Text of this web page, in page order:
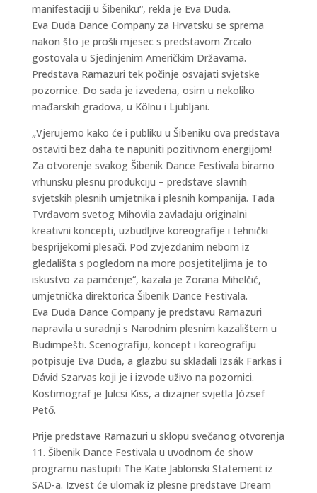
manifestaciji u Šibeniku“, rekla je Eva Duda.
Eva Duda Dance Company za Hrvatsku se sprema
nakon što je prošli mjesec s predstavom Zrcalo
gostovala u Sjedinjenim Američkim Državama.
Predstava Ramazuri tek počinje osvajati svjetske
pozornice. Do sada je izvedena, osim u nekoliko
mađarskih gradova, u Kölnu i Ljubljani.
„Vjerujemo kako će i publiku u Šibeniku ova predstava
ostaviti bez daha te napuniti pozitivnom energijom!
Za otvorenje svakog Šibenik Dance Festivala biramo
vrhunsku plesnu produkciju – predstave slavnih
svjetskih plesnih umjetnika i plesnih kompanija. Tada
Tvrđavom svetog Mihovila zavladaju originalni
kreativni koncepti, uzbudljive koreografije i tehnički
besprijekorni plesači. Pod zvjezdanim nebom iz
gledališta s pogledom na more posjetiteljima je to
iskustvo za pamćenje“, kazala je Zorana Mihelčić,
umjetnička direktorica Šibenik Dance Festivala.
Eva Duda Dance Company je predstavu Ramazuri
napravila u suradnji s Narodnim plesnim kazalištem u
Budimpešti. Scenografiju, koncept i koreografiju
potpisuje Eva Duda, a glazbu su skladali Izsák Farkas i
Dávid Szarvas koji je i izvode uživo na pozornici.
Kostimograf je Julcsi Kiss, a dizajner svjetla József
Pető.
Prije predstave Ramazuri u sklopu svečanog otvorenja
11. Šibenik Dance Festivala u uvodnom će show
programu nastupiti The Kate Jablonski Statement iz
SAD-a. Izvest će ulomak iz plesne predstave Dream